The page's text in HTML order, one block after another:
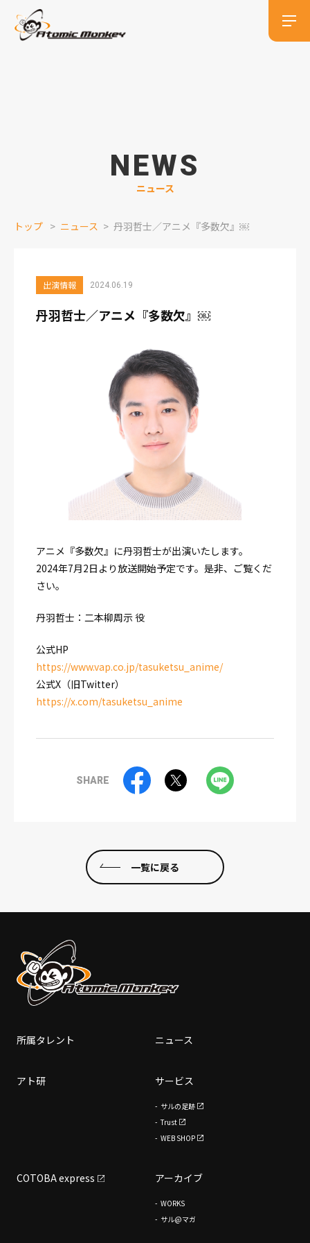
NEWS
ニュース
トップ ニュース 丹羽哲士／アニメ『多数欠』￼
出演情報 2024.06.19
丹羽哲士／アニメ『多数欠』￼
アニメ『多数欠』に丹羽哲士が出演いたします。
2024年7月2日より放送開始予定です。是非、ご覧くだ
さい。
丹羽哲士：二本柳周示 役
公式HP
https://www.vap.co.jp/tasuketsu_anime/
公式X（旧Twitter）
https://x.com/tasuketsu_anime
SHARE
一覧に戻る
所属タレント ニュース
アト研 サービス
サルの足跡
Trust
WEB SHOP
COTOBA express アーカイブ
WORKS
サル@マガ